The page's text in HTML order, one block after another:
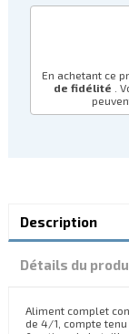
En achetant ce
de fidélité .
Description
Détails du
Aliment complet
de 4/1, compte